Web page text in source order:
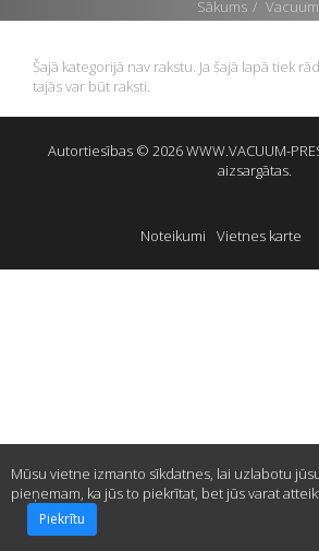
Sākums
Šajā kategorijā nav rakstu. Ja šajā lapā tiek
tajās var būt raksti.
Autortiesības © 2026 WWW.VACUUM-
aizsargātas.
Noteikumi Vietnes karte
Mūsu vietne izmanto sīkdatnes, lai uzlabotu
pieņemam, ka jūs to piekrītat, bet jūs varat
Piekrītu